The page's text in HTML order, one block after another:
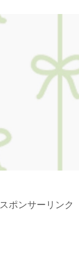
スポンサーリンク